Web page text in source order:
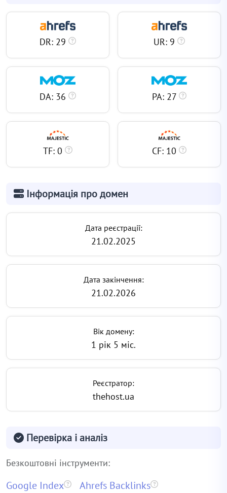
DR: 29 UR: 9
DA: 36 PA: 27
TF: 0 CF: 10
Інформація про домен
Дата реєстрації:
21.02.2025
Дата закінчення:
21.02.2026
Вік домену:
1 рік 5 міс.
Реєстратор:
thehost.ua
Перевірка і аналіз
Безкоштовні інструменти:
Google Index
Ahrefs Backlinks